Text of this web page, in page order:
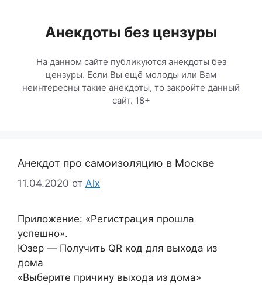
содержимомуАнекдоты без цензуры
На данном сайте публикуются анекдоты без
цензуры. Если Вы ещё молоды или Вам
неинтересны такие анекдоты, то закройте данный
сайт. 18+
Анекдот про самоизоляцию в Москве
11.04.2020 от Alx
Приложение: «Регистрация прошла
успешно».
Юзер — Получить QR код для выхода из
дома
«Выберите причину выхода из дома»